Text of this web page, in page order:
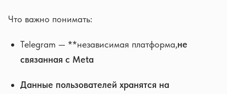
Что важно понимать:
Telegram — **независимая платформа,не
связанная с Meta
Данные пользователей хранятся на